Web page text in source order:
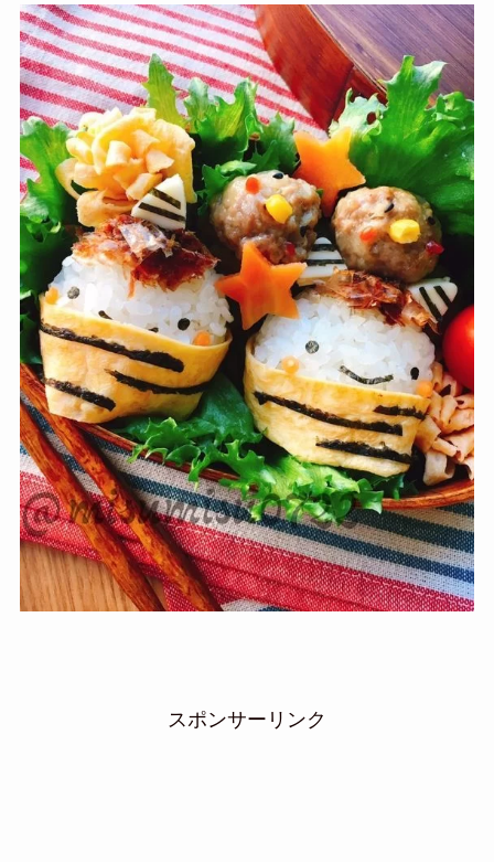
スポンサーリンク